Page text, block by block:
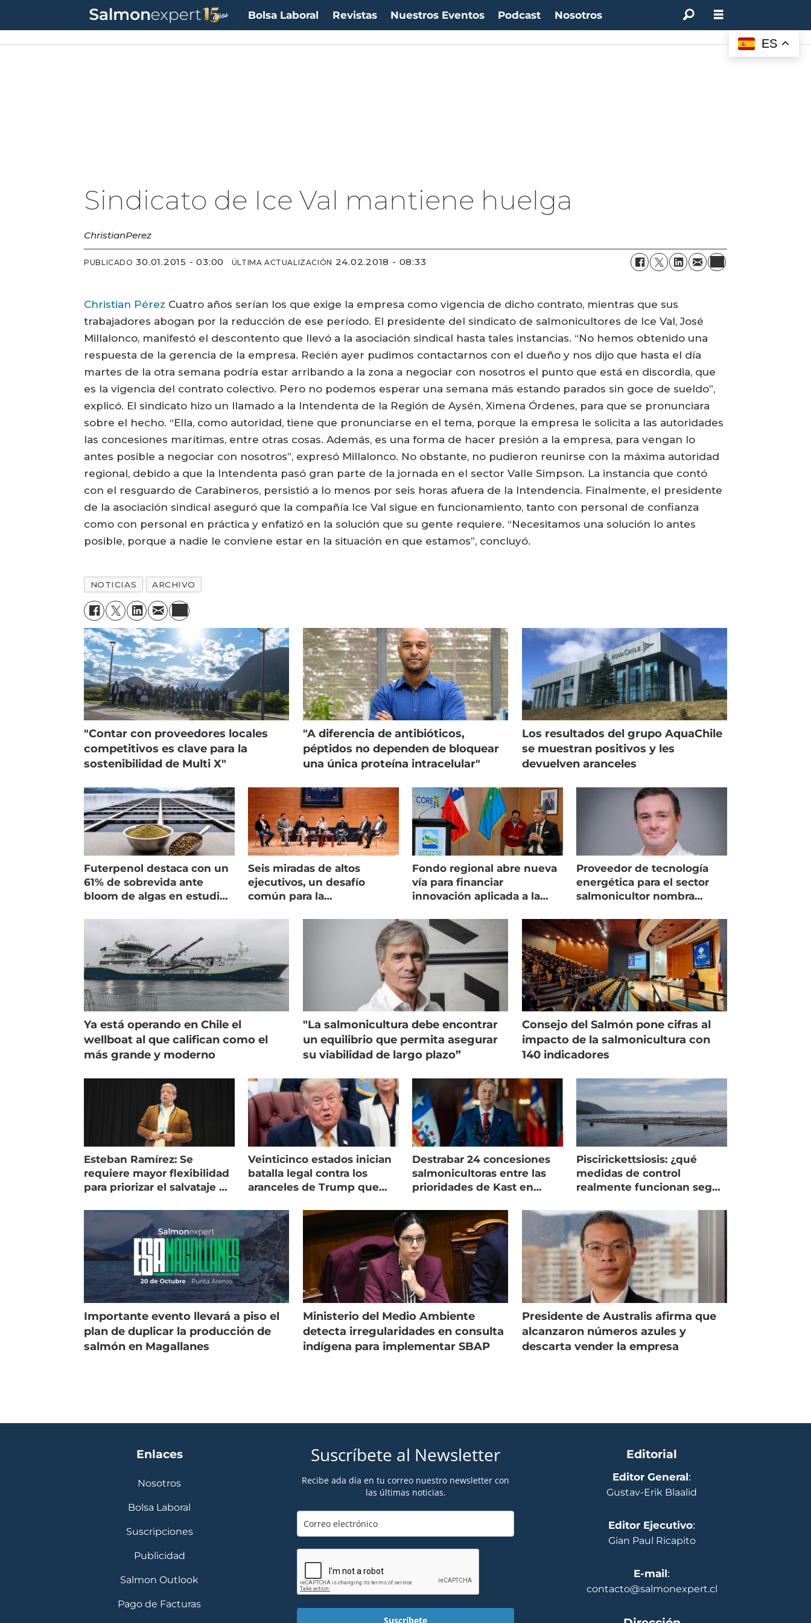
Bolsa Laboral Revistas Nuestros Eventos Podcast Nosotros
Sindicato de Ice Val mantiene huelga
ChristianPerez
PUBLICADO 30.01.2015 - 03:00 ÚLTIMA ACTUALIZACIÓN 24.02.2018 - 08:33
Christian Pérez Cuatro años serían los que exige la empresa como vigencia de dicho contrato, mientras que sus
trabajadores abogan por la reducción de ese período. El presidente del sindicato de salmonicultores de Ice Val, José
Millalonco, manifestó el descontento que llevó a la asociación sindical hasta tales instancias. “No hemos obtenido una
respuesta de la gerencia de la empresa. Recién ayer pudimos contactarnos con el dueño y nos dijo que hasta el día
martes de la otra semana podría estar arribando a la zona a negociar con nosotros el punto que está en discordia, que
es la vigencia del contrato colectivo. Pero no podemos esperar una semana más estando parados sin goce de sueldo”,
explicó. El sindicato hizo un llamado a la Intendenta de la Región de Aysén, Ximena Órdenes, para que se pronunciara
sobre el hecho. “Ella, como autoridad, tiene que pronunciarse en el tema, porque la empresa le solicita a las autoridades
las concesiones marítimas, entre otras cosas. Además, es una forma de hacer presión a la empresa, para vengan lo
antes posible a negociar con nosotros”, expresó Millalonco. No obstante, no pudieron reunirse con la máxima autoridad
regional, debido a que la Intendenta pasó gran parte de la jornada en el sector Valle Simpson. La instancia que contó
con el resguardo de Carabineros, persistió a lo menos por seis horas afuera de la Intendencia. Finalmente, el presidente
de la asociación sindical aseguró que la compañía Ice Val sigue en funcionamiento, tanto con personal de confianza
como con personal en práctica y enfatizó en la solución que su gente requiere. “Necesitamos una solución lo antes
posible, porque a nadie le conviene estar en la situación en que estamos”, concluyó.
NOTICIAS ARCHIVO
"Contar con proveedores locales
competitivos es clave para la
sostenibilidad de Multi X"
"A diferencia de antibióticos,
péptidos no dependen de bloquear
una única proteína intracelular"
Los resultados del grupo AquaChile
se muestran positivos y les
devuelven aranceles
Futerpenol destaca con un
61% de sobrevida ante
bloom de algas en estudio
Seis miradas de altos
ejecutivos, un desafío
común para la
Fondo regional abre nueva
vía para financiar
innovación aplicada a la
Proveedor de tecnología
energética para el sector
salmonicultor nombra
Ya está operando en Chile el
wellboat al que califican como el
más grande y moderno
"La salmonicultura debe encontrar
un equilibrio que permita asegurar
su viabilidad de largo plazo”
Consejo del Salmón pone cifras al
impacto de la salmonicultura con
140 indicadores
Esteban Ramírez: Se
requiere mayor flexibilidad
para priorizar el salvataje de
Veinticinco estados inician
batalla legal contra los
aranceles de Trump que
Destrabar 24 concesiones
salmonicultoras entre las
prioridades de Kast en
Piscirickettsiosis: ¿qué
medidas de control
realmente funcionan según
Importante evento llevará a piso el
plan de duplicar la producción de
salmón en Magallanes
Ministerio del Medio Ambiente
detecta irregularidades en consulta
indígena para implementar SBAP
Presidente de Australis afirma que
alcanzaron números azules y
descarta vender la empresa
Enlaces
Nosotros
Bolsa Laboral
Suscripciones
Publicidad
Salmon Outlook
Pago de Facturas
Suscríbete al Newsletter
Recibe ada día en tu correo nuestro newsletter con
las últimas noticias.
Suscríbete
Editorial
Editor General:
Gustav-Erik Blaalid
Editor Ejecutivo:
Gian Paul Ricapito
E-mail:
contacto@salmonexpert.cl
ES